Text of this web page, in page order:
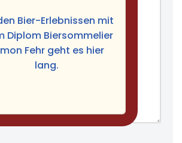
Bier-Erlebnissen mit
Diplom Biersommelier
Fehr geht es hier
lang.